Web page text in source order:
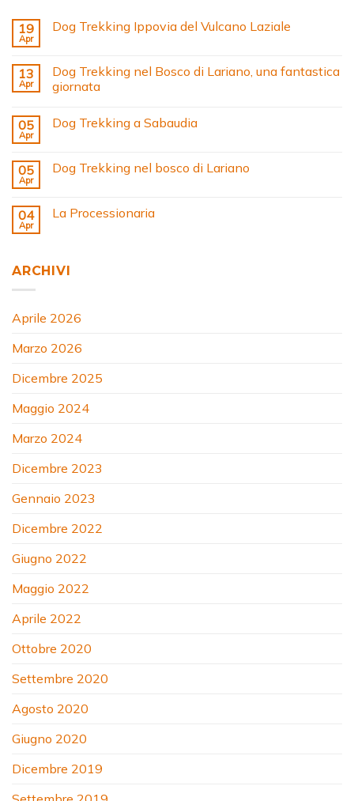
19
Apr
Dog Trekking Ippovia del Vulcano Laziale
13
Apr
Dog Trekking nel Bosco di Lariano, una fantastica
giornata
05
Apr
Dog Trekking a Sabaudia
05
Apr
Dog Trekking nel bosco di Lariano
04
Apr
La Processionaria
ARCHIVI
Aprile 2026
Marzo 2026
Dicembre 2025
Maggio 2024
Marzo 2024
Dicembre 2023
Gennaio 2023
Dicembre 2022
Giugno 2022
Maggio 2022
Aprile 2022
Ottobre 2020
Settembre 2020
Agosto 2020
Giugno 2020
Dicembre 2019